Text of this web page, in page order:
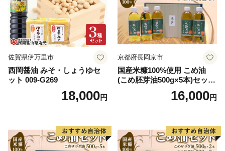
佐賀県伊万里市
西岡醤油 みそ・しょうゆセ
ット 009-G269
18,000円
京都府長岡京市
国産米糠100%使用 こめ油
(こめ胚芽油500g×5本)セット
16,000円